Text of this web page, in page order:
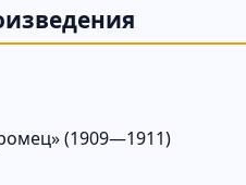
(1909—1911)